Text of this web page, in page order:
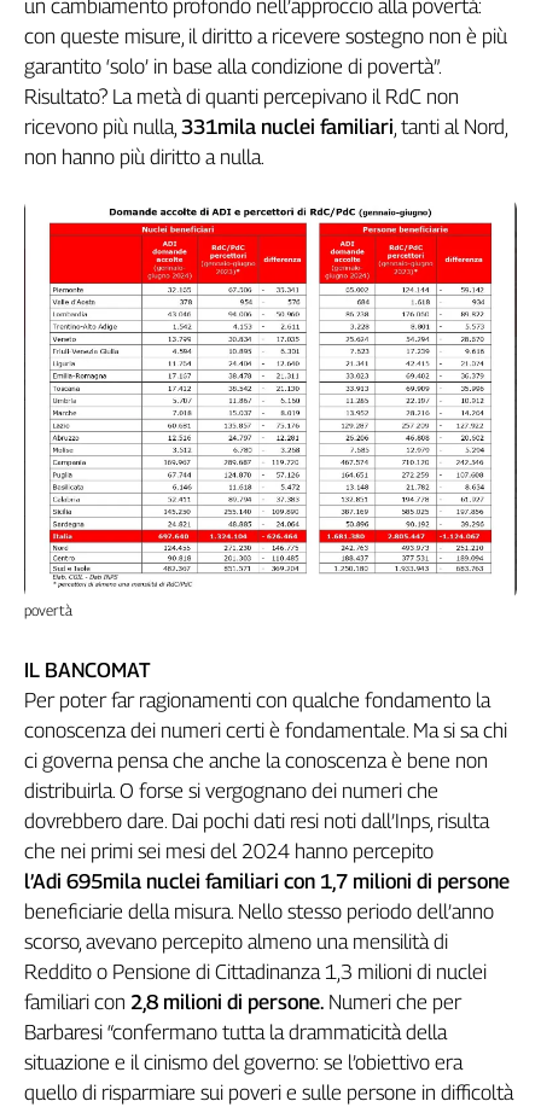
un cambiamento profondo nell’approccio alla povertà:
con queste misure, il diritto a ricevere sostegno non è più
garantito ‘solo’ in base alla condizione di povertà”.
Risultato? La metà di quanti percepivano il RdC non
ricevono più nulla, 331mila nuclei familiari, tanti al Nord,
non hanno più diritto a nulla.
povertà
IL BANCOMAT
Per poter far ragionamenti con qualche fondamento la
conoscenza dei numeri certi è fondamentale. Ma si sa chi
ci governa pensa che anche la conoscenza è bene non
distribuirla. O forse si vergognano dei numeri che
dovrebbero dare. Dai pochi dati resi noti dall’Inps, risulta
che nei primi sei mesi del 2024 hanno percepito
l’Adi 695mila nuclei familiari con 1,7 milioni di persone
beneficiarie della misura. Nello stesso periodo dell’anno
scorso, avevano percepito almeno una mensilità di
Reddito o Pensione di Cittadinanza 1,3 milioni di nuclei
familiari con 2,8 milioni di persone. Numeri che per
Barbaresi “confermano tutta la drammaticità della
situazione e il cinismo del governo: se l’obiettivo era
quello di risparmiare sui poveri e sulle persone in difficoltà